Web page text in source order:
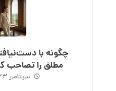
چگونه با
مطلق را تصاحب
سپتامبر ۲۳, ۲۰۲۵